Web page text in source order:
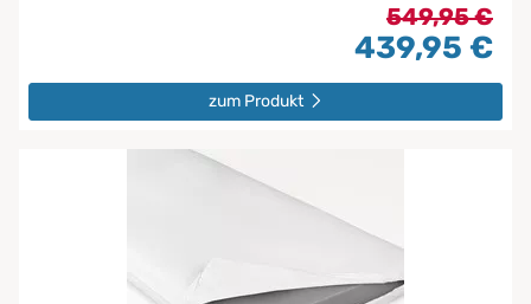
549,95 €
439,95 €
zum Produkt